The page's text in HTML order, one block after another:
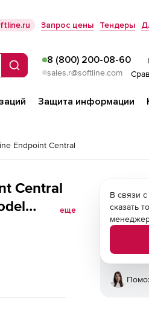
Запрос цены Тендеры
Поиск
8 (800) 200-08-60
sales.r@softline.com
Защита информации
Endpoint Central
Central
еще
В связи
сказать